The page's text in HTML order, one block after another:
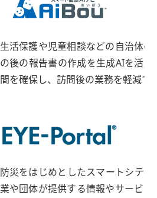
生活保護や児童相談などの自治体
の後の報告書の作成を生成AIを活
間を確保し、訪問後の業務を軽減す
防災をはじめとしたスマートシテ
業や団体が提供する情報やサービ